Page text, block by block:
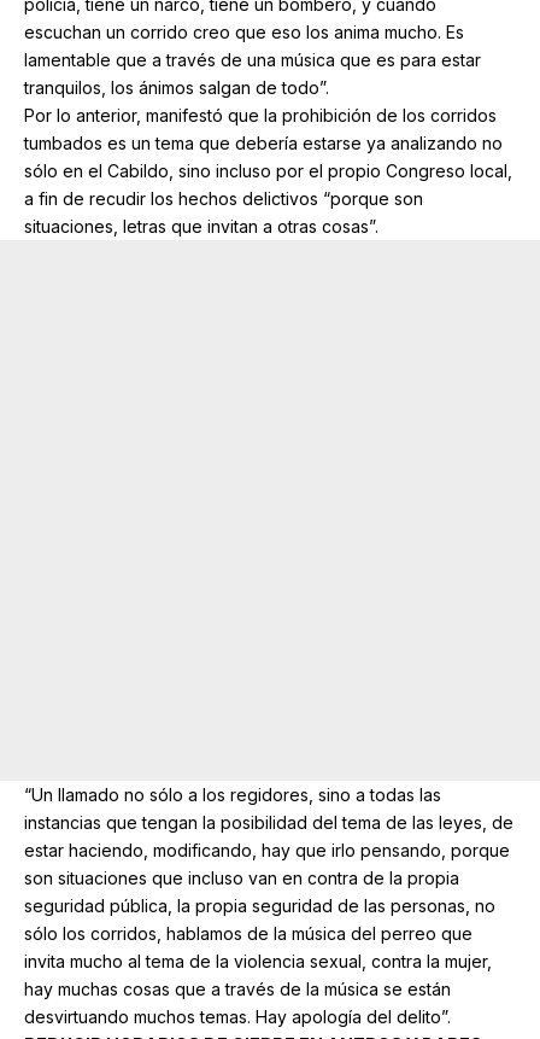
escuchan un corrido creo que eso los anima mucho. Es
lamentable que a través de una música que es para estar
tranquilos, los ánimos salgan de todo”.
Por lo anterior, manifestó que la prohibición de los corridos
tumbados es un tema que debería estarse ya analizando no
sólo en el Cabildo, sino incluso por el propio Congreso local,
a fin de recudir los hechos delictivos “porque son
situaciones, letras que invitan a otras cosas”.
“Un llamado no sólo a los regidores, sino a todas las
instancias que tengan la posibilidad del tema de las leyes, de
estar haciendo, modificando, hay que irlo pensando, porque
son situaciones que incluso van en contra de la propia
seguridad pública, la propia seguridad de las personas, no
sólo los corridos, hablamos de la música del perreo que
invita mucho al tema de la violencia sexual, contra la mujer,
hay muchas cosas que a través de la música se están
desvirtuando muchos temas. Hay apología del delito”.